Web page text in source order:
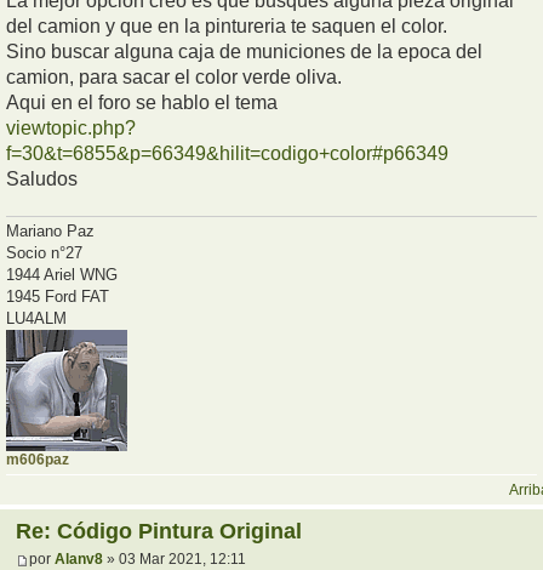
del camion y que en la pintureria te saquen el color.
Sino buscar alguna caja de municiones de la epoca del
camion, para sacar el color verde oliva.
Aqui en el foro se hablo el tema
viewtopic.php?
f=30&t=6855&p=66349&hilit=codigo+color#p66349
Saludos
Mariano Paz
Socio n°27
1944 Ariel WNG
1945 Ford FAT
LU4ALM
m606paz
Re: Código Pintura Original
por Alanv8 » 03 Mar 2021, 12:11